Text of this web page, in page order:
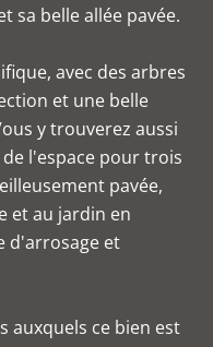
sa belle allée pavée.
avec des arbres
et une belle
y trouverez aussi
l'espace pour trois
pavée,
et au jardin en
d'arrosage et
auxquels ce bien est